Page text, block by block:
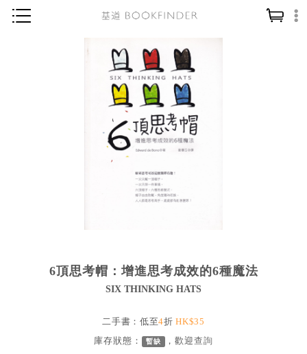
神學／教義
社會／倫理
哲學／宗教比較
見證／傳記
文藝／勵志
6頂思考帽：增進思考成效的6種魔法
SIX THINKING HATS
二手書：低至4折HK$35
庫存狀態： 暫缺 ，歡迎查詢